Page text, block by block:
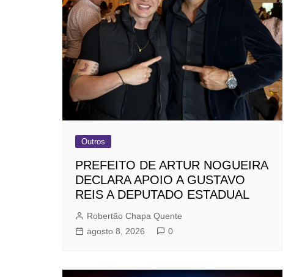
Outros
PREFEITO DE ARTUR NOGUEIRA
DECLARA APOIO A GUSTAVO
REIS A DEPUTADO ESTADUAL
Robertão Chapa Quente
agosto 8, 2026
0